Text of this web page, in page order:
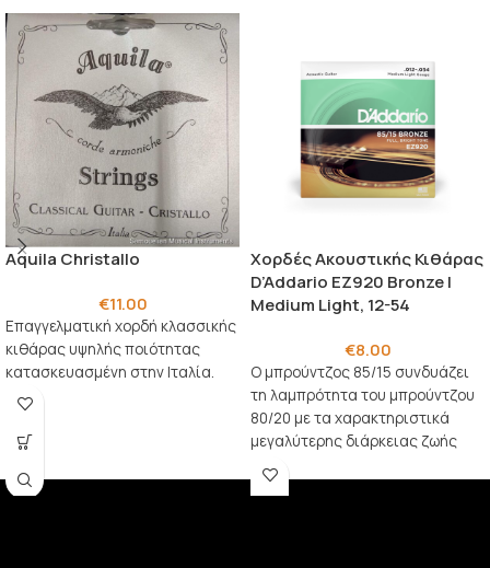
Aquila Christallo
€11.00
Επαγγελματική χορδή κλασσικής
κιθάρας υψηλής ποιότητας
κατασκευασμένη στην Ιταλία.
Χορδές Ακουστικής Κιθάρας
D’Addario EZ920 Bronze |
Medium Light, 12-54
€8.00
Ο μπρούντζος 85/15 συνδυάζει
τη λαμπρότητα του μπρούντζου
80/20 με τα χαρακτηριστικά
μεγαλύτερης διάρκειας ζωής
του φωσφορούχου μπρούντζου.
Πάχη χορδών